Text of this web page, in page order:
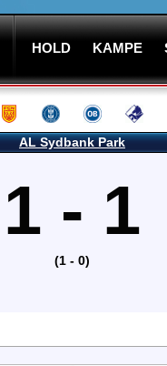
HOLD KAMPE
AL Sydbank Park
1 - 1
(1 - 0)